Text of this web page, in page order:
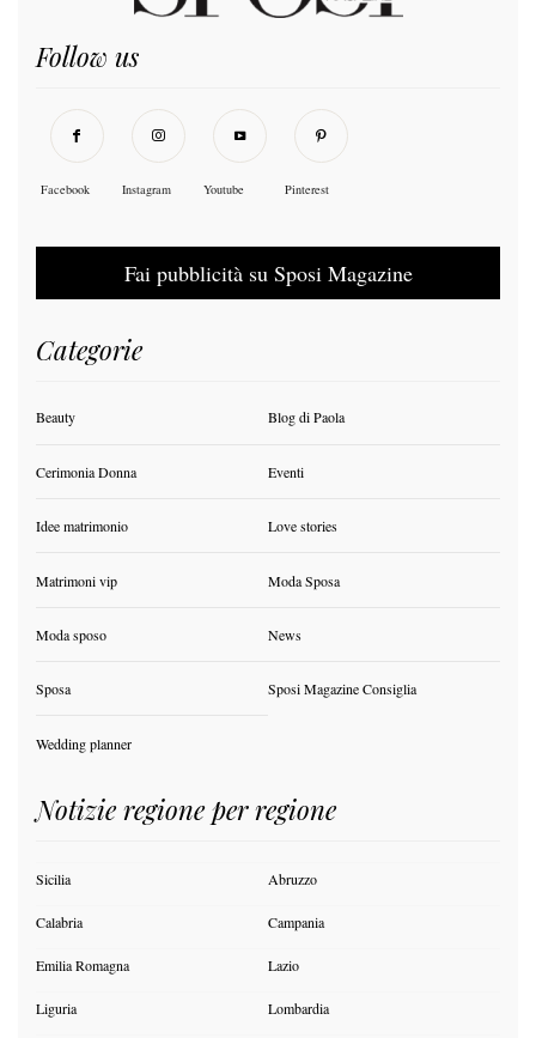
Follow us
Facebook Instagram Youtube Pinterest
Fai pubblicità su Sposi Magazine
Categorie
Beauty Blog di Paola
Cerimonia Donna Eventi
Idee matrimonio Love stories
Matrimoni vip Moda Sposa
Moda sposo News
Sposa Sposi Magazine Consiglia
Wedding planner
Notizie regione per regione
Sicilia Abruzzo
Calabria Campania
Emilia Romagna Lazio
Liguria Lombardia